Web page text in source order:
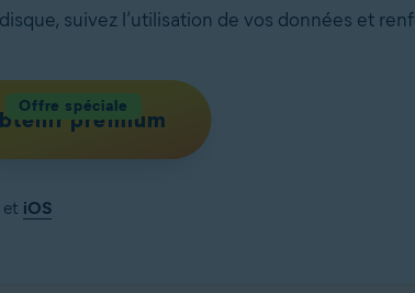
suivez l’utilisation de vos données et
premium
Offre spéciale
et iOS